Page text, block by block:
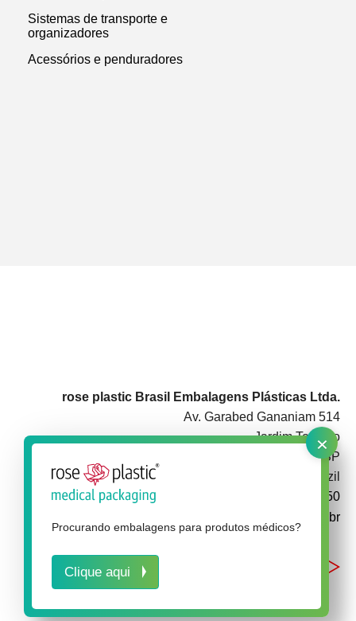
×
Procurando embalagens para produtos médicos?
Clique aqui
rose plastic Brasil Embalagens Plásticas Ltda.
Av. Garabed Gananiam 514
Jardim Topázio
CEP 18087-340 Sorocaba SP
Brazil
+55 15 3142 3050
info@rose-plastic.com.br
Sistemas de transporte e
organizadores
Acessórios e penduradores